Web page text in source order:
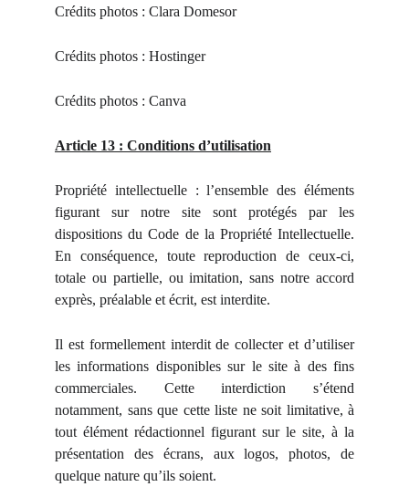
Crédits photos : Clara Domesor
Crédits photos : Hostinger
Crédits photos : Canva
Article 13 : Conditions d’utilisation
Propriété intellectuelle : l’ensemble des éléments
figurant sur notre site sont protégés par les
dispositions du Code de la Propriété Intellectuelle.
En conséquence, toute reproduction de ceux-ci,
totale ou partielle, ou imitation, sans notre accord
exprès, préalable et écrit, est interdite.
Il est formellement interdit de collecter et d’utiliser
les informations disponibles sur le site à des fins
commerciales. Cette interdiction s’étend
notamment, sans que cette liste ne soit limitative, à
tout élément rédactionnel figurant sur le site, à la
présentation des écrans, aux logos, photos, de
quelque nature qu’ils soient.